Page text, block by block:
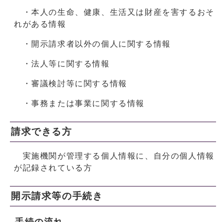
・本人の生命、健康、生活又は財産を害するおそ
れがある情報
・開示請求者以外の個人に関する情報
・法人等に関する情報
・審議検討等に関する情報
・事務または事業に関する情報
請求できる方
実施機関が管理する個人情報に、自分の個人情報
が記録されている方
開示請求等の手続き